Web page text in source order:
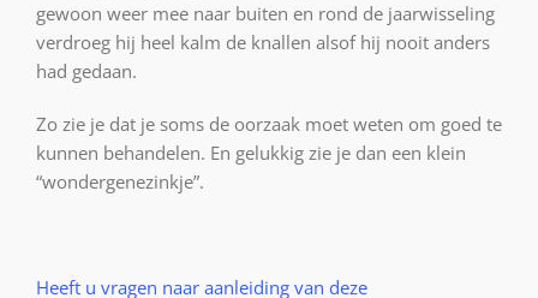
gewoon weer mee naar buiten en rond de jaarwisseling
verdroeg hij heel kalm de knallen alsof hij nooit anders
had gedaan.
Zo zie je dat je soms de oorzaak moet weten om goed te
kunnen behandelen. En gelukkig zie je dan een klein
“wondergenezinkje”.
Heeft u vragen naar aanleiding van deze